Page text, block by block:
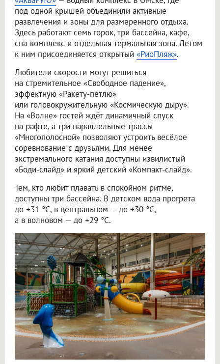
под одной крышей объединили активные
развлечения и зоны для размеренного отдыха.
Здесь работают семь горок, три бассейна, кафе,
спа-комплекс и отдельная термальная зона. Летом
к ним присоединяется открытый «РиоПляж».
Любители скорости могут решиться
на стремительное «Свободное падение»,
эффектную «Ракету-петлю»
или головокружительную «Космическую дыру».
На «Волне» гостей ждёт динамичный спуск
на рафте, а три параллельные трассы
«Многополосной» позволяют устроить весёлое
соревнование с друзьями. Для менее
экстремального катания доступны извилистый
«Боди-слайд» и яркий детский «Компакт-слайд».
Тем, кто любит плавать в спокойном ритме,
доступны три бассейна. В детском вода прогрета
до +31 °C, в центральном — до +30 °C,
а в волновом — до +29 °C.